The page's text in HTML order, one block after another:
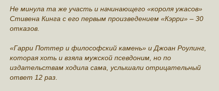
Не минула та же участь и начинающего «короля ужасов»
Стивена Кинга с его первым произведением «Кэрри» – 30
отказов.
«Гарри Поттер и философский камень» и Джоан Роулинг,
которая хоть и взяла мужской псевдоним, но по
издательствам ходила сама, услышали отрицательный
ответ 12 раз.